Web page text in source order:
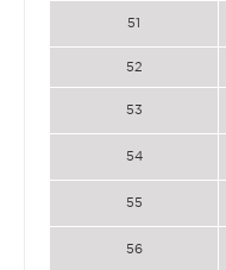
51
52
53
54
55
56